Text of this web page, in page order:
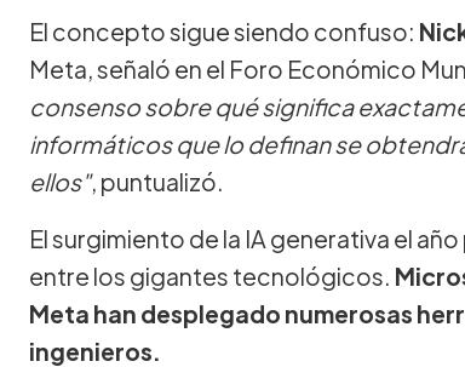
El concepto sigue siendo confuso:
Meta, señaló en el Foro Económico
consenso sobre qué significa
informáticos que lo definan se
ellos", puntualizó.
El surgimiento de la IA generativa el
entre los gigantes tecnológicos.
Meta han desplegado numerosas
ingenieros.